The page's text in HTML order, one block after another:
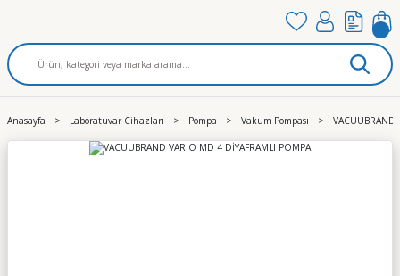
Anasayfa Laboratuvar Cihazları Pompa Vakum Pompası VACUUBRAND